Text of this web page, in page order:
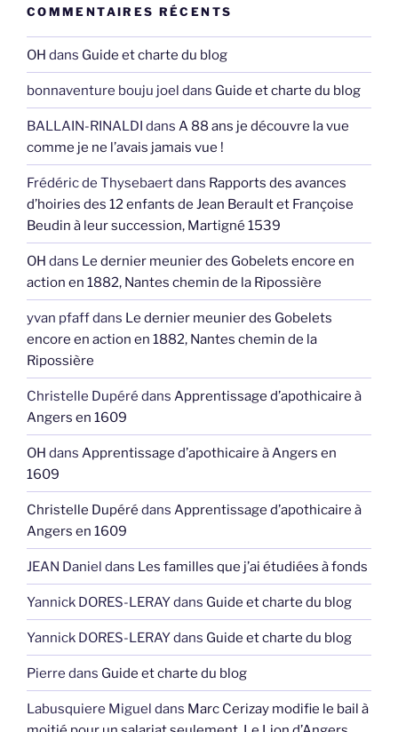
COMMENTAIRES RÉCENTS
OH dans Guide et charte du blog
bonnaventure bouju joel dans Guide et charte du blog
BALLAIN-RINALDI dans A 88 ans je découvre la vue
comme je ne l’avais jamais vue !
Frédéric de Thysebaertdans Rapports des avances
d’hoiries des 12 enfants de Jean Berault et Françoise
Beudin à leur succession, Martigné 1539
OH dans Le dernier meunier des Gobelets encore en
action en 1882, Nantes chemin de la Ripossière
yvan pfaffdans Le dernier meunier des Gobelets
encore en action en 1882, Nantes chemin de la
Ripossière
Christelle Dupéré dans Apprentissage d’apothicaire à
Angers en 1609
OH dans Apprentissage d’apothicaire à Angers en
1609
Christelle Dupéré dans Apprentissage d’apothicaire à
Angers en 1609
JEAN Daniel dans Les familles que j’ai étudiées à fonds
Yannick DORES-LERAYdans Guide et charte du blog
Yannick DORES-LERAYdans Guide et charte du blog
Pierre dans Guide et charte du blog
Labusquiere Miguel dans Marc Cerizay modifie le bail à